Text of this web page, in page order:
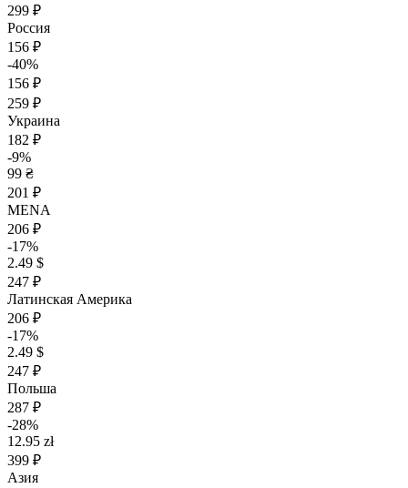
299 ₽
Россия
156 ₽
-40%
156 ₽
259 ₽
Украина
182 ₽
-9%
99 ₴
201 ₽
MENA
206 ₽
-17%
2.49 $
247 ₽
Латинская Америка
206 ₽
-17%
2.49 $
247 ₽
Польша
287 ₽
-28%
12.95 zł
399 ₽
Азия